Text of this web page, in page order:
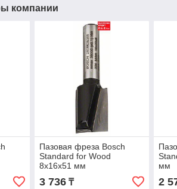
компании
Пазовая фреза Bosch
Standard for Wood
8x16x51 мм
3 736₸
мм
2